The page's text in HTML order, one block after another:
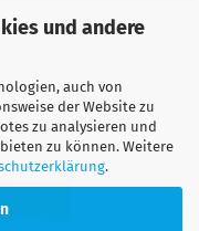
und andere
auch von
der Website zu
zu analysieren und
zu können. Weitere
.
Personalisierung